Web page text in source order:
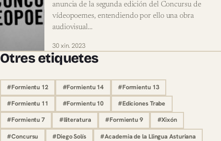
anuncia de la segunda edición del Concursu de
vídeopoemes, entendiendo por ello una obra
audiovisual…
30 xin. 2023
Otres etiquetes
#Formientu 12 #Formientu 14 #Formientu 13
#Formientu 11 #Formientu 10 #Ediciones Trabe
#Formientu 7 #lliteratura #Formientu 9 #Xixón
#Concursu #Diego Solís #Academia de la Llingua Asturiana